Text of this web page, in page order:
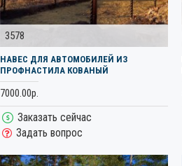
3578
НАВЕС ДЛЯ АВТОМОБИЛЕЙ ИЗ
ПРОФНАСТИЛА КОВАНЫЙ
7000.00р.
Заказать сейчас
Задать вопрос